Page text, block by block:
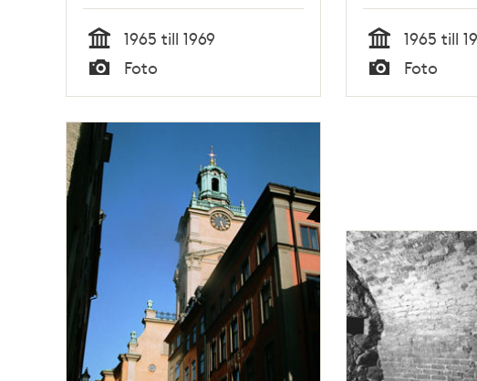
Tid
1965 till 1969
Typ
Foto Tid
1965 till
Typ
Foto